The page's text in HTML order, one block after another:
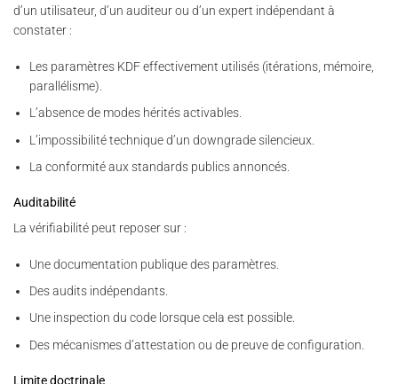
d’un utilisateur, d’un auditeur ou d’un expert indépendant à
constater :
Les paramètres KDF effectivement utilisés (itérations, mémoire,
parallélisme).
L’absence de modes hérités activables.
L’impossibilité technique d’un downgrade silencieux.
La conformité aux standards publics annoncés.
Auditabilité
La vérifiabilité peut reposer sur :
Une documentation publique des paramètres.
Des audits indépendants.
Une inspection du code lorsque cela est possible.
Des mécanismes d’attestation ou de preuve de configuration.
Limite doctrinale